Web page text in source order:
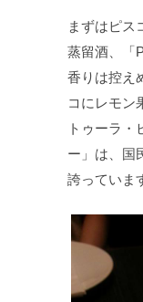
まずはピス
蒸留酒、「
香りは控え
コにレモン
トゥーラ・
ー」は、国
誇っていま